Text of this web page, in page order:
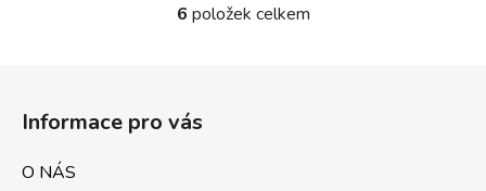
O
6 položek celkem
Informace pro vás
O NÁS